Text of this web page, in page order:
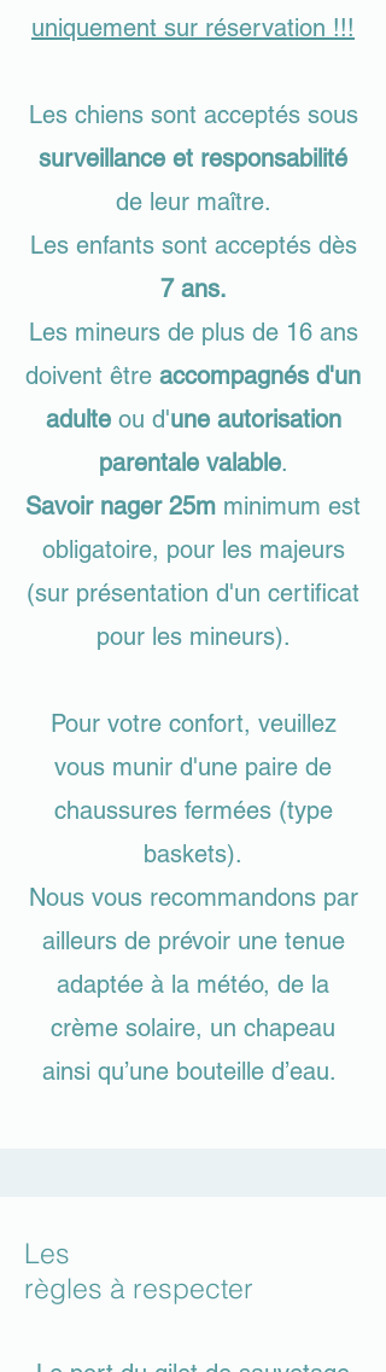
uniquement sur réservation !!!
Les chiens sont acceptés sous
surveillance et responsabilité
de leur maître.
Les enfants sont acceptés dès
7 ans.
Les mineurs de plus de 16 ans
doivent être accompagnés d'un
adulteou d'une autorisation
parentale valable.
Savoir nager 25m minimum est
obligatoire, pour les majeurs
(sur présentation d'un certificat
pour les mineurs).
Pour votre confort, veuillez
vous munir d'une paire de
chaussures fermées (type
baskets).
Nous vous recommandons par
ailleurs de prévoir une tenue
adaptée à la météo, de la
crème solaire, un chapeau
ainsi qu’une bouteille d’eau.
Les
règles à respecter